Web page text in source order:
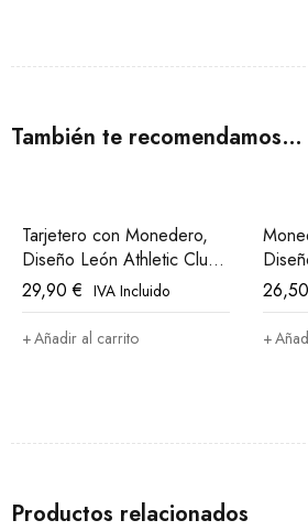
También te recomendamos…
Tarjetero con Monedero,
Diseño León Athletic Club
Bilbao
29,90€ IVA Incluido
Añadir al carrito
Productos relacionados